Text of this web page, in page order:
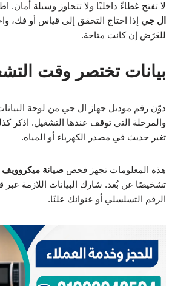
لا تفتح غطاءً داخليًا ولا تتجاوز وسيلة أمان.
ال جي إذا احتاج التحقق إلى قياس أو فك،
للعَرَض إن كانت متاحة.
بيانات تختصر وقت
دوّن رقم موديل جهاز ال جي من لوحة
والمرحلة التي توقف عندها التشغيل. اذكر
تغير حديث في مصدر الكهرباء أو المياه.
هذه المعلومات تجهز فحص صيانة
تشخيصًا عن بُعد. شارك البيانات اللازمة عبر
الرقم التسلسلي أو عنوانك علنًا.